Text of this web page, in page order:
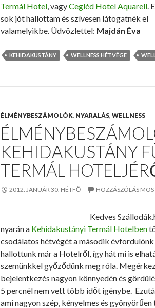
Termál Hotel, vagyCegléd Hotel Aquarell.
sok jót hallottam és szívesen látogatnék el
valamelyikbe. Üdvözlettel: Majdán Éva
KEHIDAKUSTÁNY WELLNESS HÉTVÉGE
ÉLMÉNYBESZÁMOLÓK, NYARALÁS, WELLNESS
KEHIDAKUSTÁNY
TERMÁL
2012. JANUÁR 30. HÉTFŐ HOZZÁSZÓLÁS
Kedves
nyarán a Kehidakustányi Termál Hotelben
csodálatos hétvégét a második
hallottunk már a Hotelről, így hát mi is
szemünkkel győződünk meg róla.
bejelentkezés nagyon könnyedén és
5 percnél nem vett több időt igénybe.
ami nagyon szép, kényelmes és